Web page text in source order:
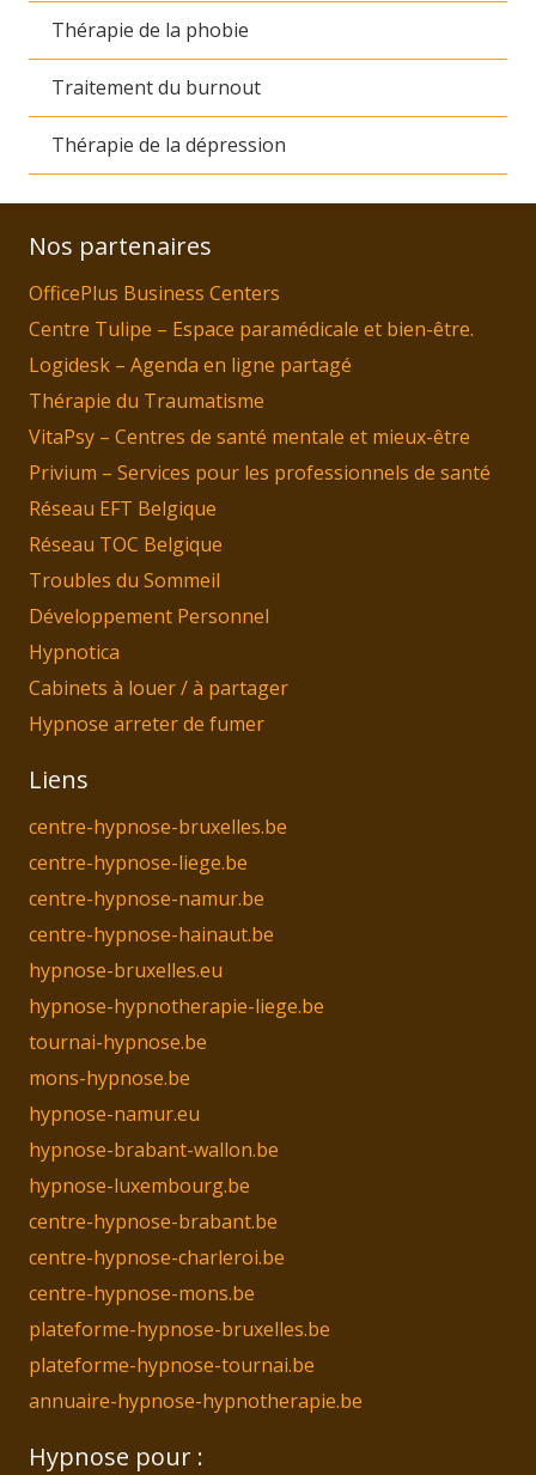
Thérapie de la phobie
Traitement du burnout
Thérapie de la dépression
Nos partenaires
OfficePlus Business Centers
Centre Tulipe – Espace paramédicale et bien-être.
Logidesk – Agenda en ligne partagé
Thérapie du Traumatisme
VitaPsy – Centres de santé mentale et mieux-être
Privium – Services pour les professionnels de santé
Réseau EFT Belgique
Réseau TOC Belgique
Troubles du Sommeil
Développement Personnel
Hypnotica
Cabinets à louer / à partager
Hypnose arreter de fumer
Liens
centre-hypnose-bruxelles.be
centre-hypnose-liege.be
centre-hypnose-namur.be
centre-hypnose-hainaut.be
hypnose-bruxelles.eu
hypnose-hypnotherapie-liege.be
tournai-hypnose.be
mons-hypnose.be
hypnose-namur.eu
hypnose-brabant-wallon.be
hypnose-luxembourg.be
centre-hypnose-brabant.be
centre-hypnose-charleroi.be
centre-hypnose-mons.be
plateforme-hypnose-bruxelles.be
plateforme-hypnose-tournai.be
annuaire-hypnose-hypnotherapie.be
Hypnose pour :